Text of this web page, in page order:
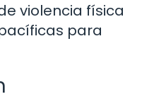
violencia física
para